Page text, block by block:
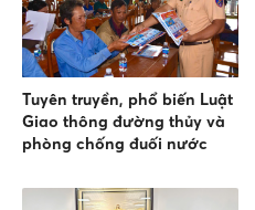
Tuyên truyền, phổ biến Luật
Giao thông đường thủy và
phòng chống đuối nước